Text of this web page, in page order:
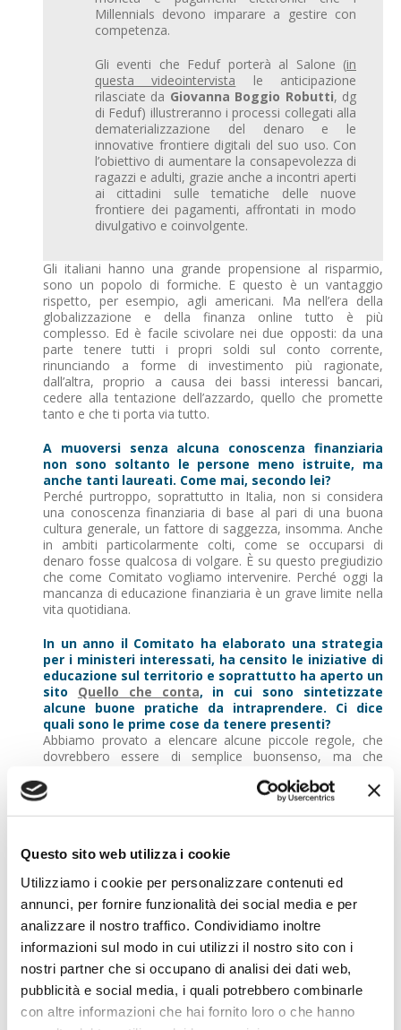
Questo sito web utilizza i cookie
Utilizziamo i cookie per personalizzare contenuti ed
annunci, per fornire funzionalità dei social media e per
analizzare il nostro traffico. Condividiamo inoltre
informazioni sul modo in cui utilizzi il nostro sito con i
nostri partner che si occupano di analisi dei dati web,
pubblicità e social media, i quali potrebbero combinarle
con altre informazioni che hai fornito loro o che hanno
Millennials devono imparare a gestire con
competenza.
Gli eventi che Feduf porterà al Salone (in
questa videointervista le anticipazione
rilasciate da Giovanna Boggio Robutti, dg
di Feduf) illustreranno i processi collegati alla
dematerializzazione del denaro e le
innovative frontiere digitali del suo uso. Con
l’obiettivo di aumentare la consapevolezza di
ragazzi e adulti, grazie anche a incontri aperti
ai cittadini sulle tematiche delle nuove
frontiere dei pagamenti, affrontati in modo
divulgativo e coinvolgente.
Gli italiani hanno una grande propensione al risparmio,
sono un popolo di formiche. E questo è un vantaggio
rispetto, per esempio, agli americani. Ma nell’era della
globalizzazione e della finanza online tutto è più
complesso. Ed è facile scivolare nei due opposti: da una
parte tenere tutti i propri soldi sul conto corrente,
rinunciando a forme di investimento più ragionate,
dall’altra, proprio a causa dei bassi interessi bancari,
cedere alla tentazione dell’azzardo, quello che promette
tanto e che ti porta via tutto.
A muoversi senza alcuna conoscenza finanziaria
non sono soltanto le persone meno istruite, ma
anche tanti laureati. Come mai, secondo lei?
Perché purtroppo, soprattutto in Italia, non si considera
una conoscenza finanziaria di base al pari di una buona
cultura generale, un fattore di saggezza, insomma. Anche
in ambiti particolarmente colti, come se occuparsi di
denaro fosse qualcosa di volgare. È su questo pregiudizio
che come Comitato vogliamo intervenire. Perché oggi la
mancanza di educazione finanziaria è un grave limite nella
vita quotidiana.
In un anno il Comitato ha elaborato una strategia
per i ministeri interessati, ha censito le iniziative di
educazione sul territorio e soprattutto ha aperto un
sito Quello che conta, in cui sono sintetizzate
alcune buone pratiche da intraprendere. Ci dice
quali sono le prime cose da tenere presenti?
Abbiamo provato a elencare alcune piccole regole, che
dovrebbero essere di semplice buonsenso, ma che
avere cura dei propri soldi. Sembra una banalità, ma
bisognerebbe considerare i propri risparmi così come si
considera la propria salute. Perché, specie sui tempi lunghi
oculata e una sciatta. Di qui il secondo consiglio che
prima base di indicazioni. E allora perché non dedicare agli
strumenti finanziari la stessa attenzione che si mette
nell’acquisto di un’auto?
Non accontentiamoci della prima proposta. È il
terzo suggerimento…
Sì, purtroppo è una pratica piuttosto frequente tra chi
acquista prodotti finanziari. Le pubblicità su Internet, i
consigli interessati di un conoscente, tutto può concorrere